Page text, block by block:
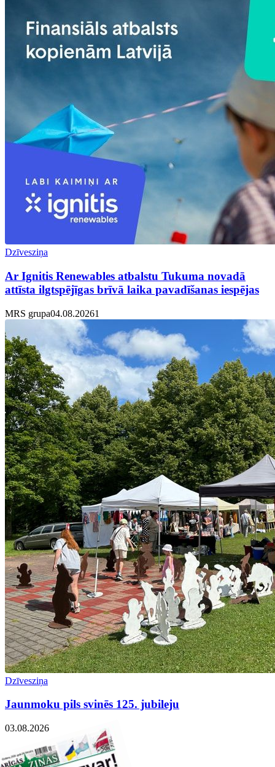
Dzīvesziņa
Ar Ignitis Renewables atbalstu Tukuma novadā
attīsta ilgtspējīgas brīvā laika pavadīšanas iespējas
MRS grupa04.08.20261
Dzīvesziņa
Jaunmoku pils svinēs 125. jubileju
03.08.2026